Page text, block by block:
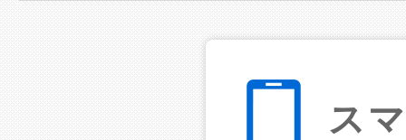
ス